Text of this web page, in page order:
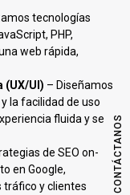
CONTÁCTANOS
tecnologías
PHP,
web rápida,
(UX/UI) – Diseñamos
la facilidad de uso
fluida y se
de SEO on-
en Google,
tráfico y clientes